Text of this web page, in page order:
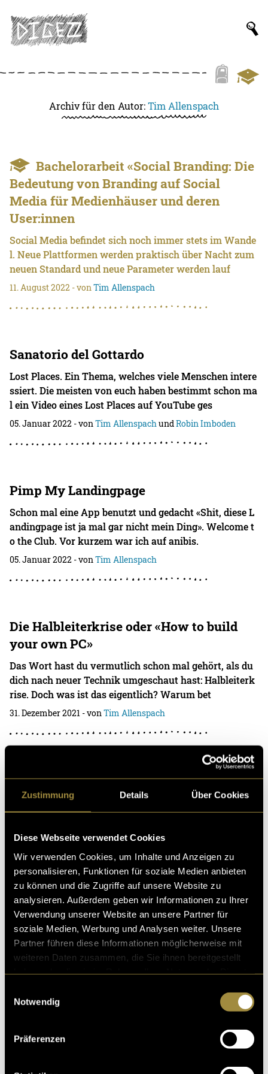
Zustimmung Details Über Cookies
Diese Webseite verwendet Cookies
Wir verwenden Cookies, um Inhalte und Anzeigen zu
personalisieren, Funktionen für soziale Medien anbieten
zu können und die Zugriffe auf unsere Website zu
analysieren. Außerdem geben wir Informationen zu Ihrer
Verwendung unserer Website an unsere Partner für
soziale Medien, Werbung und Analysen weiter. Unsere
Partner führen diese Informationen möglicherweise mit
weiteren Daten zusammen, die Sie ihnen bereitgestellt
Notwendig
Präferenzen
Archiv für den Autor:Tim Allenspach
Bachelorarbeit «Social Branding: Die
Bedeutung von Branding auf Social
Media für Medienhäuser und deren
User:innen
Social Media befindet sich noch immer stets im Wande
l. Neue Plattformen werden praktisch über Nacht zum
neuen Standard und neue Parameter werden lauf
11. August 2022 - vonTim Allenspach
Sanatorio del Gottardo
Lost Places. Ein Thema, welches viele Menschen intere
ssiert. Die meisten von euch haben bestimmt schon ma
l ein Video eines Lost Places auf YouTube ges
05. Januar 2022 - vonTim AllenspachundRobin Imboden
Pimp My Landingpage
Schon mal eine App benutzt und gedacht «Shit, diese L
andingpage ist ja mal gar nicht mein Ding». Welcome t
o the Club. Vor kurzem war ich auf anibis.
05. Januar 2022 - vonTim Allenspach
Die Halbleiterkrise oder «How to build
your own PC»
Das Wort hast du vermutlich schon mal gehört, als du
dich nach neuer Technik umgeschaut hast: Halbleiterk
rise. Doch was ist das eigentlich? Warum bet
31. Dezember 2021 - vonTim Allenspach
Bibliotheken – Mehr als nur Bücher
Bibliotheken. Ein Ort, an dem sicher jeder schon einmal
war. Einige besuchen die Bibliothek öfters, andere eher
Album Cover
toms.design.vault, albumstop, upclouter, austin_show
time oder gusho__. Die Szene der Cover-Artists auf Inst
Stammtischersatz